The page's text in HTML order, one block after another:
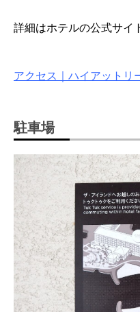
詳細はホテルの公式サイ
アクセス｜ハイアットリ
駐車場